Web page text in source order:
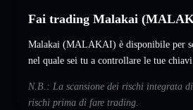
Fai trading Malakai
Malakai (MALAKAI) è disponibile per
nel quale sei tu a controllare le tue chiavi
N.B.: La scansione dei rischi integrata
rischi prima di fare trading.